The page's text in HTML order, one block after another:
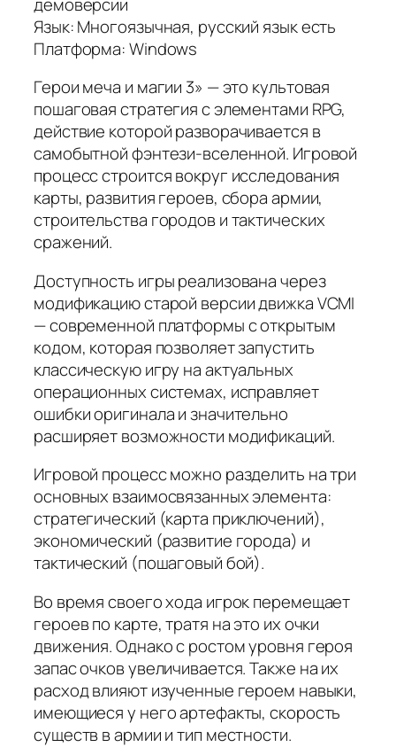
Язык: Многоязычная, русский язык есть
Платформа: Windows
Герои меча и магии 3» — это культовая
пошаговая стратегия с элементами RPG,
действие которой разворачивается в
самобытной фэнтези-вселенной. Игровой
процесс строится вокруг исследования
карты, развития героев, сбора армии,
строительства городов и тактических
сражений.
Доступность игры реализована через
модификацию старой версии движка VCMI
— современной платформы с открытым
кодом, которая позволяет запустить
классическую игру на актуальных
операционных системах, исправляет
ошибки оригинала и значительно
расширяет возможности модификаций.
Игровой процесс можно разделить на три
основных взаимосвязанных элемента:
стратегический (карта приключений),
экономический (развитие города) и
тактический (пошаговый бой).
Во время своего хода игрок перемещает
героев по карте, тратя на это их очки
движения. Однако с ростом уровня героя
запас очков увеличивается. Также на их
расход влияют изученные героем навыки,
имеющиеся у него артефакты, скорость
существ в армии и тип местности.